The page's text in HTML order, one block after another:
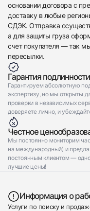
основании договора с
доставку в любые
СДЭК. Отправка
а для защиты груза
счет покупателя — так
пересылки.
Гарантия подлинности
Гарантируем абсолютную
экспертизу, но мы открыты
проверки в независимых
доверяете лично, и
Честное
Мы постоянно мониторим
на международный) и
постоянным клиентом —
лучшие цены!
Информация о
Услуги по поиску и